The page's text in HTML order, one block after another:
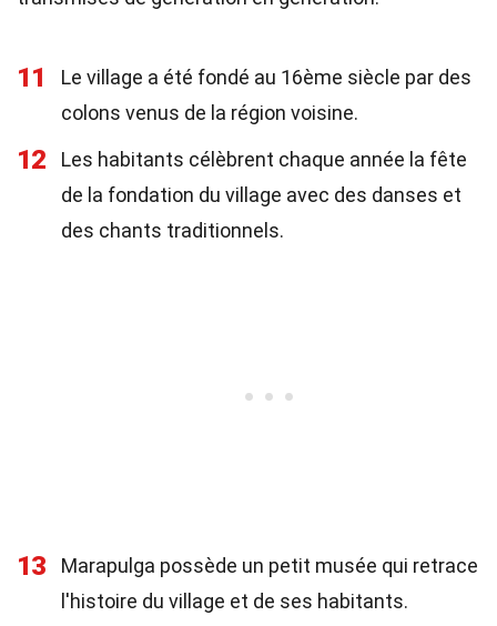
11
Le village a été fondé au 16ème siècle par des
colons venus de la région voisine.
12
Les habitants célèbrent chaque année la fête
de la fondation du village avec des danses et
des chants traditionnels.
13
Marapulga possède un petit musée qui retrace
l'histoire du village et de ses habitants.